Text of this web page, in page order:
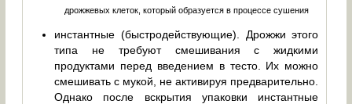
дрожжевых клеток, который образуется в процессе сушения
инстантные (быстродействующие). Дрожжи этого
типа не требуют смешивания с жидкими
продуктами перед введением в тесто. Их можно
смешивать с мукой, не активируя предварительно.
Однако после вскрытия упаковки инстантные